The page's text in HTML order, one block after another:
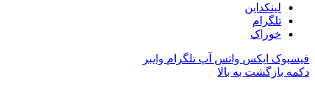
لینکداین
تلگرام
خوراک
فیسبوک ایکس واتس آپ تلگرام وایبر
دکمه بازگشت به بالا